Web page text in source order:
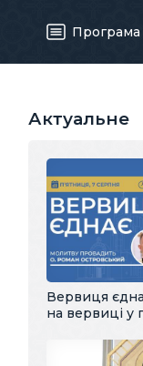
Програма
Актуальне
Вервиця
на вервиці у